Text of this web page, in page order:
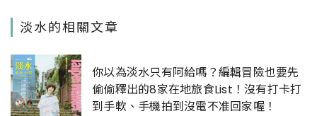
淡水的相關文章
你以為淡水只有阿給嗎？編輯冒險也要先
偷偷釋出的8家在地旅食List！沒有打卡打
到手軟、手機拍到沒電不准回家喔！